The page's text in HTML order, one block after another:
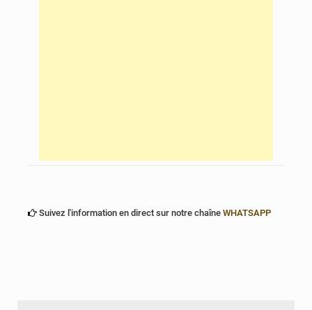
Suivez l'information en direct sur notre chaîne WHATSAPP